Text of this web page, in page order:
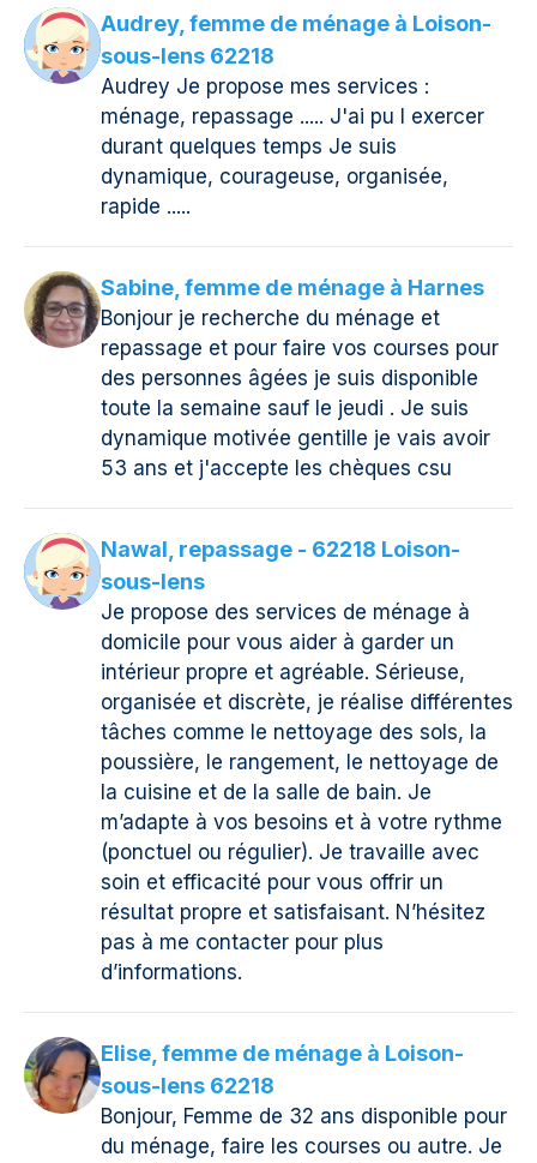
Audrey, femme de ménage à Loison-
sous-lens 62218
Audrey Je propose mes services :
ménage, repassage ..... J'ai pu l exercer
durant quelques temps Je suis
dynamique, courageuse, organisée,
rapide .....
Sabine, femme de ménage à Harnes
Bonjour je recherche du ménage et
repassage et pour faire vos courses pour
des personnes âgées je suis disponible
toute la semaine sauf le jeudi . Je suis
dynamique motivée gentille je vais avoir
53 ans et j'accepte les chèques csu
Nawal, repassage - 62218 Loison-
sous-lens
Je propose des services de ménage à
domicile pour vous aider à garder un
intérieur propre et agréable. Sérieuse,
organisée et discrète, je réalise différentes
tâches comme le nettoyage des sols, la
poussière, le rangement, le nettoyage de
la cuisine et de la salle de bain. Je
m’adapte à vos besoins et à votre rythme
(ponctuel ou régulier). Je travaille avec
soin et efficacité pour vous offrir un
résultat propre et satisfaisant. N’hésitez
pas à me contacter pour plus
d’informations.
Elise, femme de ménage à Loison-
sous-lens 62218
Bonjour, Femme de 32 ans disponible pour
du ménage, faire les courses ou autre. Je